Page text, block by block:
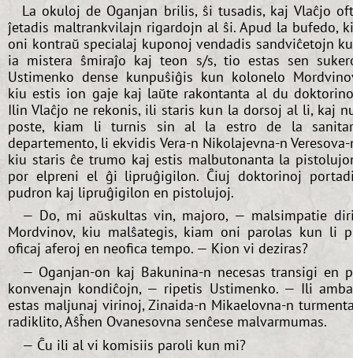
La okuloj de Oganjan brilis, ŝi tusadis, kaj Vlaĉjo
ĵetadis maltrankvilajn rigardojn al ŝi. Apud la bufedo,
oni kontraŭ specialaj kuponoj vendadis sandviĉetojn
ia mistera ŝmiraĵo kaj teon s/s, tio estas sen
Ustimenko dense kunpuŝiĝis kun kolonelo
kiu estis ion gaje kaj laŭte rakontanta al du
Ilin Vlaĉjo ne rekonis, ili staris kun la dorsoj al li, kaj
poste, kiam li turnis sin al la estro de la
departemento, li ekvidis Vera-n Nikolajevna-n Veresova-
kiu staris ĉe trumo kaj estis malbutonanta la
por elpreni el ĝi lipruĝigilon. Ĉiuj doktorinoj
pudron kaj lipruĝigilon en pistolujoj.
— Do, mi aŭskultas vin, majoro, — malsimpatie
Mordvinov, kiu malŝategis, kiam oni parolas kun li
oficaj aferoj en neofica tempo. — Kion vi deziras?
— Oganjan-on kaj Bakunina-n necesas transigi en
konvenajn kondiĉojn, — ripetis Ustimenko. — Ili
estas maljunaj virinoj, Zinaida-n Mikaelovna-n
radiklito, Aŝĥen Ovanesovna senĉese malvarmumas.
— Ĉu ili al vi komisiis paroli kun mi?